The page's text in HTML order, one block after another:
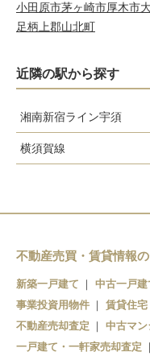
小田原市茅ヶ崎市厚木市
足柄上郡山北町
近隣の駅から探す
湘南新宿ライン宇須
大船
横須賀線
北鎌倉
鎌倉
逗子
東逗子
田浦
不動産売買・賃貸情報
新築一戸建て 中古一戸建
事業投資用物件
賃貸住宅
不動産売却査定
中古マン
一戸建て・一軒家売却査定